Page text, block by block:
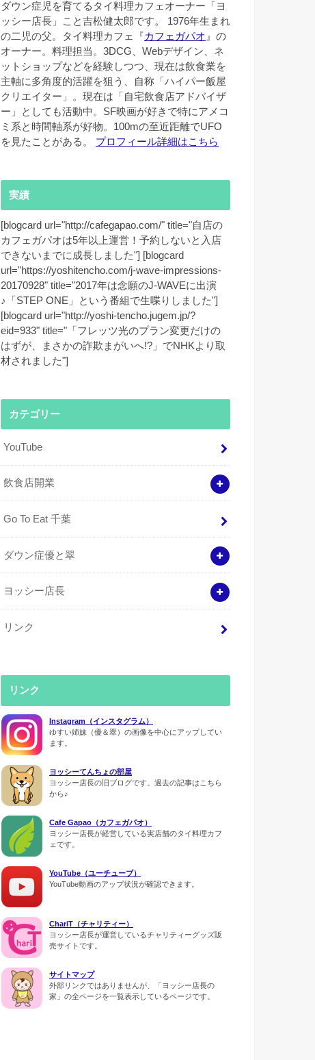
ダウン症児を育てるタイ料理カフェオーナー「ヨ
ッシー店長」こと吉松健太郎です。 1976年生まれ
の二児の父。タイ料理カフェ『カフェガパオ』の
オーナー。料理担当。3DCG、Webデザイン、ネ
ットショップなどを経験しつつ、現在は飲食業を
主軸に多角度的活躍を狙う、自称「ハイパー飯屋
クリエイター」。現在は「自宅飲食店アドバイザ
ー」としても活動中。SF映画が好きで特にアメコ
ミ系と時間軸系が好物。100mの至近距離でUFO
を見たことがある。 プロフィール詳細はこちら
実績
[blogcard url="http://cafegapao.com/" title="自店の
カフェガパオは5年以上運営！予約しないと入店
できないまでに成長しました"] [blogcard
url="https://yoshitencho.com/j-wave-impressions-
20170928" title="2017年は念願のJ-WAVEに出演
♪「STEP ONE」という番組で生喋りしました"]
[blogcard url="http://yoshi-tencho.jugem.jp/?
eid=933" title="「フレッツ光のプラン変更だけの
はずが、まさかの詐欺まがいへ!?」でNHKより取
材されました"]
カテゴリー
YouTube
飲食店開業
Go To Eat 千葉
ダウン症優と翠
ヨッシー店長
リンク
リンク
Instagram（インスタグラム）
ゆすい姉妹（優＆翠）の画像を中心にアップしてい
ます。
ヨッシーてんちょの部屋
ヨッシー店長の旧ブログです。過去の記事はこちら
から♪
Cafe Gapao（カフェガパオ）
ヨッシー店長が経営している実店舗のタイ料理カフ
ェです。
YouTube（ユーチューブ）
YouTube動画のアップ状況が確認できます。
ChariT（チャリティー）
ヨッシー店長が運営しているチャリティーグッズ販
売サイトです。
サイトマップ
外部リンクではありませんが、「ヨッシー店長の
家」の全ページを一覧表示しているページです。